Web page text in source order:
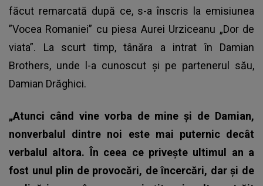
făcut remarcată după ce, s-a înscris la emisiunea
”Vocea Romaniei” cu piesa Aurei Urziceanu „Dor de
viata”. La scurt timp, tânăra a intrat în Damian
Brothers, unde l-a cunoscut și pe partenerul său,
Damian Drăghici.
„Atunci când vine vorba de mine și de Damian,
nonverbalul dintre noi este mai puternic decât
verbalul altora. În ceea ce privește ultimul an a
fost unul plin de provocări, de încercări, dar și de